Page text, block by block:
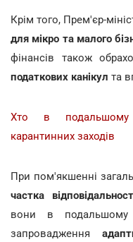
Крім того, Прем'єр-
для мікро та малого
фінансів також
податкових канікул та
Хто в подальшому
карантинних заходів
При пом'якшенні
частка
вони в подальшому
запровадження